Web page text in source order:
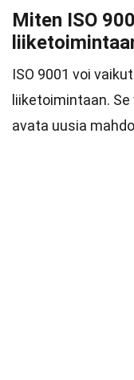
Miten ISO
ISO 9001 voi
liiketoimintaan.
avata uusia